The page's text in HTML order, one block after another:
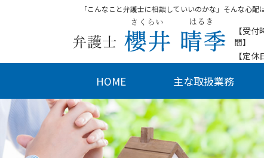
「こんなこと弁護士に相談していいのかな」そんな心
【受付
間】
【定休
HOME 主な取扱業務